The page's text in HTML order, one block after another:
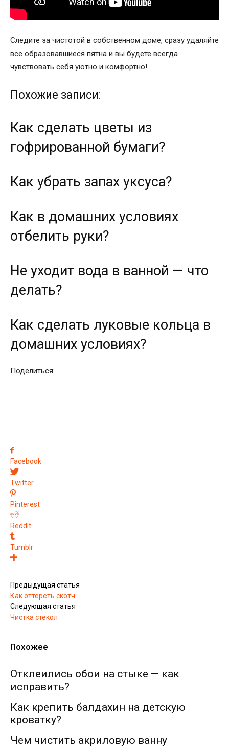
Следите за чистотой в собственном доме, сразу удаляйте
все образовавшиеся пятна и вы будете всегда
чувствовать себя уютно и комфортно!
Похожие записи:
Как сделать цветы из
гофрированной бумаги?
Как убрать запах уксуса?
Как в домашних условиях
отбелить руки?
Не уходит вода в ванной — что
делать?
Как сделать луковые кольца в
домашних условиях?
Поделиться:
Facebook
Twitter
Pinterest
ReddIt
Tumblr
Предыдущая статья
Как оттереть скотч
Следующая статья
Чистка стекол
Похожее
Отклеились обои на стыке — как
исправить?
Как крепить балдахин на детскую
кроватку?
Чем чистить акриловую ванну